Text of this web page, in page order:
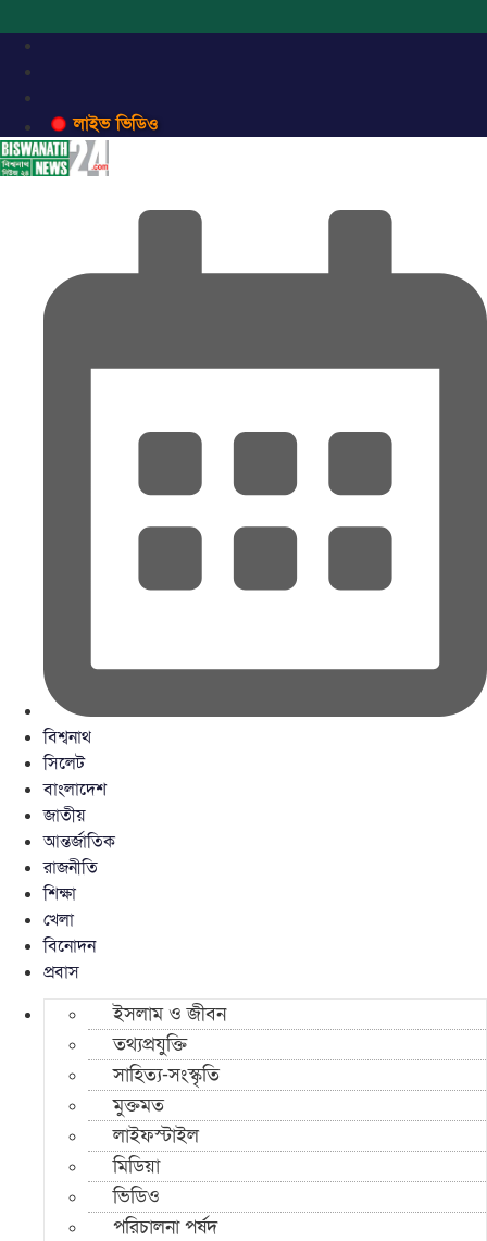
লাইভ ভিডিও
বিশ্বনাথ
সিলেট
বাংলাদেশ
জাতীয়
আন্তর্জাতিক
রাজনীতি
শিক্ষা
খেলা
বিনোদন
প্রবাস
ইসলাম ও জীবন
তথ্যপ্রযুক্তি
সাহিত্য-সংস্কৃতি
মুক্তমত
লাইফস্টাইল
মিডিয়া
ভিডিও
পরিচালনা পর্ষদ